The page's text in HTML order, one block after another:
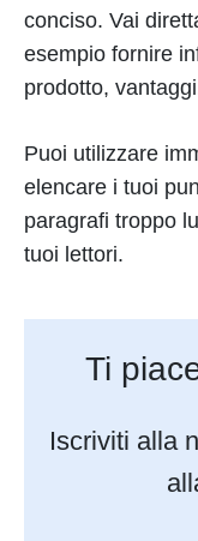
conciso. Vai
esempio fornire
prodotto,
Puoi utilizzare
elencare i tuoi
paragrafi troppo
tuoi lettori.
Ti
Iscriviti alla